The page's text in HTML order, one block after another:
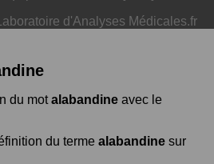
Laboratoire d'Analyses Médicales.fr
du motalabandine avec le
du terme alabandine sur